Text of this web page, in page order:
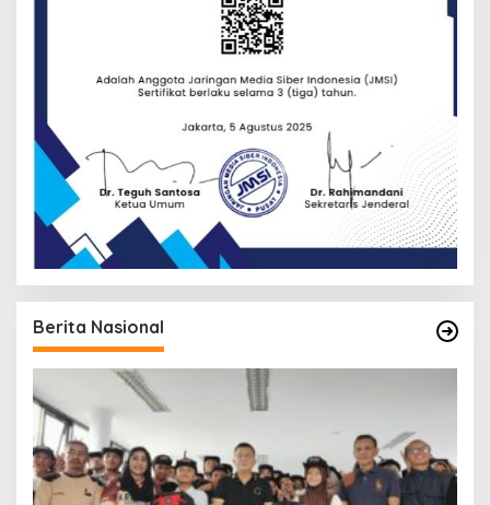
Berita Nasional